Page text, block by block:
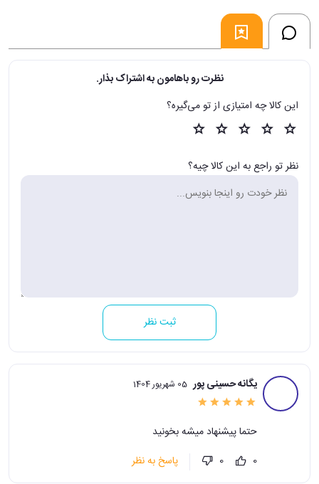
نظرت رو باهامون به اشتراک بذار.
این کالا چه امتیازی از تو می‌گیره؟
نظر تو راجع به این کالا چیه؟
ثبت نظر
یگانه حسینی پور 05 شهریور 1404
حتما پیشنهاد میشه بخونید
0
0 پاسخ به نظر